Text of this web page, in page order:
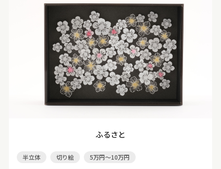
ふるさと
半立体 切り絵 5万円～10万円